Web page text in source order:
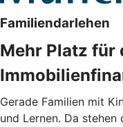
Familiendarlehen
Mehr Platz für
Gerade Familien mit
und Lernen. Da